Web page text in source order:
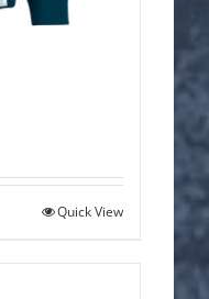
Quick View